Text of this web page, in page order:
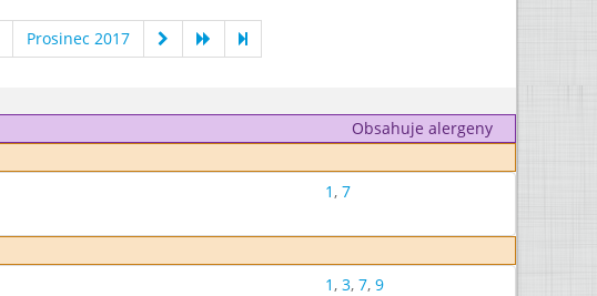
Prosinec 2017
Obsahuje alergeny
1, 7
1, 3, 7, 9